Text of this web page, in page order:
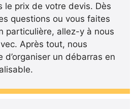
le prix de votre devis. Dès
questions ou vous faites
particulière, allez-y à nous
Après tout, nous
d’organiser un débarras en